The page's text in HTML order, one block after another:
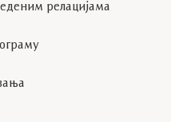
релацијама